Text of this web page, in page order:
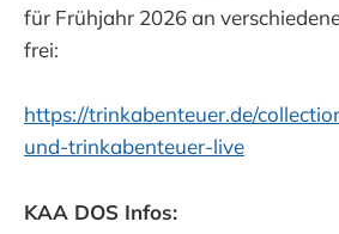
für Frühjahr 2026 an
frei:
https://trinkabenteuer.de/
und-trinkabenteuer-live
KAA DOS Infos: